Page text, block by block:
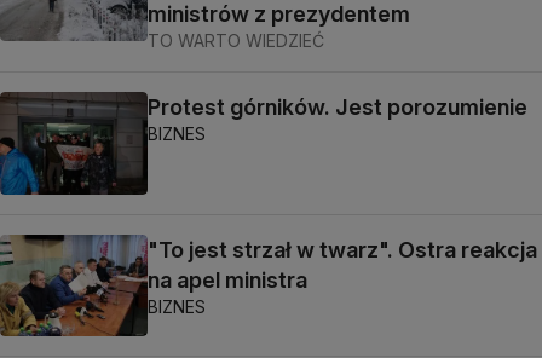
ministrów z prezydentem
TO WARTO WIEDZIEĆ
Protest górników. Jest porozumienie
BIZNES
"To jest strzał w twarz". Ostra reakcja
na apel ministra
BIZNES